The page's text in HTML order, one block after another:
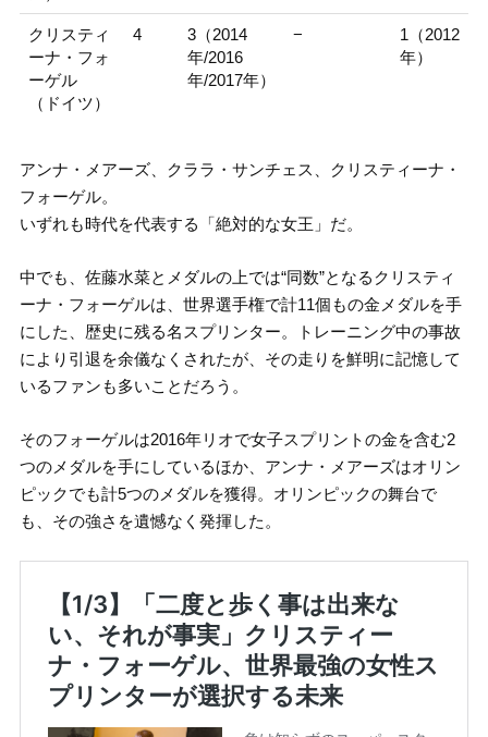
クリスティ
ーナ・フォ
ーゲル
（ドイツ）
4
3（2014
年/2016
年/2017年）
−
1（2012
年）
アンナ・メアーズ、クララ・サンチェス、クリスティーナ・
フォーゲル。
いずれも時代を代表する「絶対的な女王」だ。
中でも、佐藤水菜とメダルの上では“同数”となるクリスティ
ーナ・フォーゲルは、世界選手権で計11個もの金メダルを手
にした、歴史に残る名スプリンター。トレーニング中の事故
により引退を余儀なくされたが、その走りを鮮明に記憶して
いるファンも多いことだろう。
そのフォーゲルは2016年リオで女子スプリントの金を含む2
つのメダルを手にしているほか、アンナ・メアーズはオリン
ピックでも計5つのメダルを獲得。オリンピックの舞台で
も、その強さを遺憾なく発揮した。